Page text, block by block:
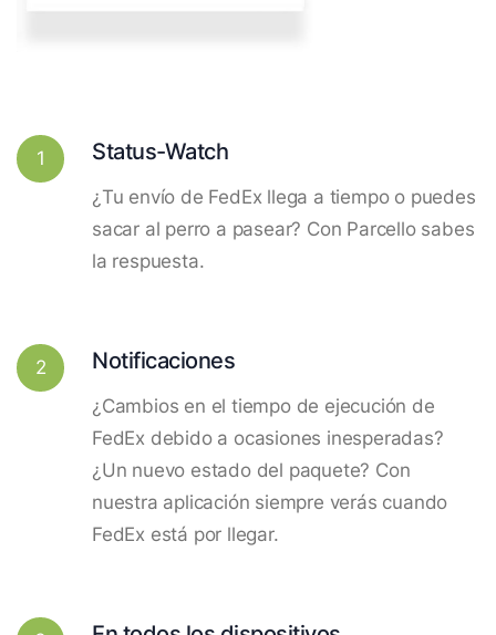
1 Status-Watch
¿Tu envío de FedEx llega a tiempo o puedes
sacar al perro a pasear? Con Parcello sabes
la respuesta.
2 Notificaciones
¿Cambios en el tiempo de ejecución de
FedEx debido a ocasiones inesperadas?
¿Un nuevo estado del paquete? Con
nuestra aplicación siempre verás cuando
FedEx está por llegar.